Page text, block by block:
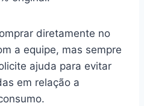
diretamente no
a equipe, mas sempre
ajuda para evitar
em relação a